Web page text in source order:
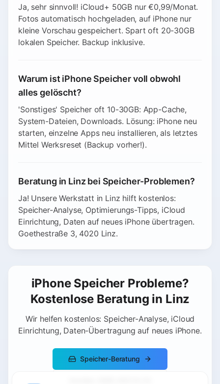
Ja, sehr sinnvoll! iCloud+ 50GB nur €0,99/Monat.
Fotos automatisch hochgeladen, auf iPhone nur
kleine Vorschau gespeichert. Spart oft 20-30GB
lokalen Speicher. Backup inklusive.
Warum ist iPhone Speicher voll obwohl
alles gelöscht?
'Sonstiges' Speicher oft 10-30GB: App-Cache,
System-Dateien, Downloads. Lösung: iPhone neu
starten, einzelne Apps neu installieren, als letztes
Mittel Werksreset (Backup vorher!).
Beratung in Linz bei Speicher-Problemen?
Ja! Unsere Werkstatt in Linz hilft kostenlos:
Speicher-Analyse, Optimierungs-Tipps, iCloud
Einrichtung, Daten auf neues iPhone übertragen.
Goethestraße 3, 4020 Linz.
iPhone Speicher Probleme?
Kostenlose Beratung in Linz
Wir helfen kostenlos: Speicher-Analyse, iCloud
Einrichtung, Daten-Übertragung auf neues iPhone.
Speicher-Beratung